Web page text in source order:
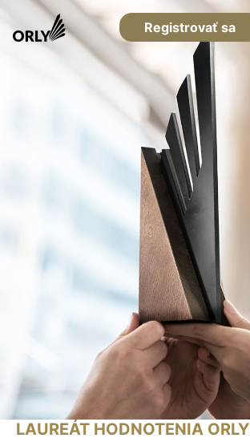
Registrovať sa
LAUREÁT HODNOTENIA ORLY